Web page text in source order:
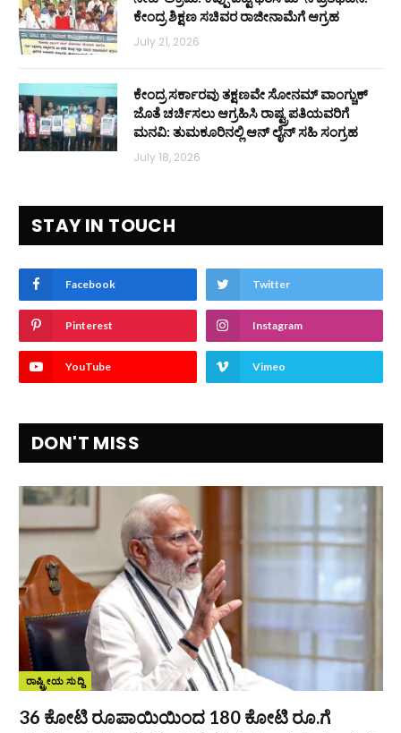
ಕೇಂದ್ರ ಶಿಕ್ಷಣ ಸಚಿವರ ರಾಜೀನಾಮೆಗೆ ಆಗ್ರಹ
July 21, 2026
ಕೇಂದ್ರ ಸರ್ಕಾರವು ತಕ್ಷಣವೇ ಸೋನಮ್ ವಾಂಗ್ಚುಕ್
ಜೊತೆ ಚರ್ಚಿಸಲು ಆಗ್ರಹಿಸಿ ರಾಷ್ಟ್ರಪತಿಯವರಿಗೆ
ಮನವಿ: ತುಮಕೂರಿನಲ್ಲಿ ಆನ್‌ ಲೈನ್ ಸಹಿ ಸಂಗ್ರಹ
July 18, 2026
STAY IN TOUCH
Facebook Twitter
Pinterest Instagram
YouTube Vimeo
DON'T MISS
ರಾಷ್ಟ್ರೀಯ ಸುದ್ದಿ
36 ಕೋಟಿ ರೂಪಾಯಿಯಿಂದ 180 ಕೋಟಿ ರೂ.ಗೆ